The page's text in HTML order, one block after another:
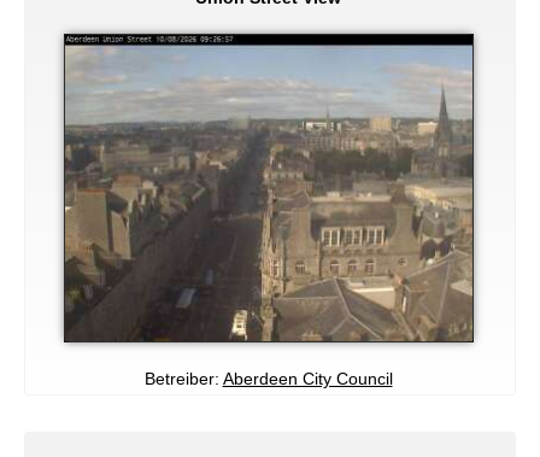
Betreiber: Aberdeen City Council